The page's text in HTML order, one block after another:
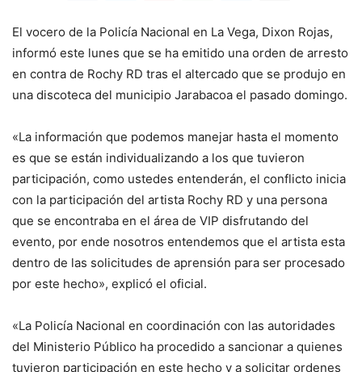
El vocero de la Policía Nacional en La Vega, Dixon Rojas,
informó este lunes que se ha emitido una orden de arresto
en contra de Rochy RD tras el altercado que se produjo en
una discoteca del municipio Jarabacoa el pasado domingo.
«La información que podemos manejar hasta el momento
es que se están individualizando a los que tuvieron
participación, como ustedes entenderán, el conflicto inicia
con la participación del artista Rochy RD y una persona
que se encontraba en el área de VIP disfrutando del
evento, por ende nosotros entendemos que el artista esta
dentro de las solicitudes de aprensión para ser procesado
por este hecho», explicó el oficial.
«La Policía Nacional en coordinación con las autoridades
del Ministerio Público ha procedido a sancionar a quienes
tuvieron participación en este hecho y a solicitar ordenes